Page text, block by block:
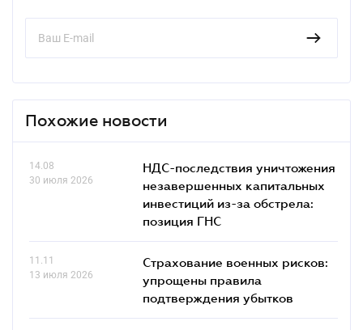
Похожие новости
14.08
30 июля 2026
НДС-последствия уничтожения
незавершенных капитальных
инвестиций из-за обстрела:
позиция ГНС
11.11
13 июля 2026
Страхование военных рисков:
упрощены правила
подтверждения убытков